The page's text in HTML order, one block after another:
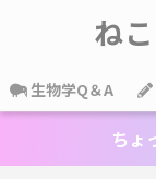
ね
生物学Q＆A
ちょ